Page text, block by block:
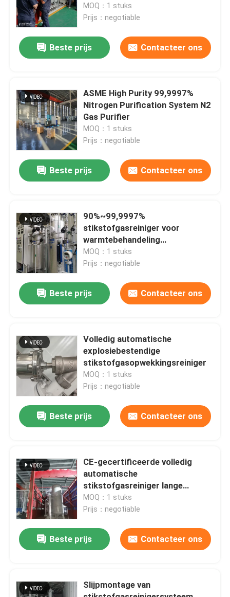
Thuis
Over ons
Fabriekstocht
Kwaliteitscontrole
Neem contact met ons op
Nieuws
Vraag een offerte
De Generator van de hoge Zuiverheidsstikstof
zuiveringsmiddel
MOQ：1 stuks
Prijs：negotiable
Beste prijs Contacteer ons
ASME High Purity 99,9997%
Nitrogen Purification System N2
Gas Purifier
MOQ：1 stuks
Prijs：negotiable
Beste prijs Contacteer ons
90%~99,9997%
stikstofgasreiniger voor
warmtebehandeling
Automatische werking
MOQ：1 stuks
Prijs：negotiable
Beste prijs Contacteer ons
Volledig automatische
explosiebestendige
stikstofgasopwekkingsreiniger
MOQ：1 stuks
Prijs：negotiable
Beste prijs Contacteer ons
CE-gecertificeerde volledig
automatische
stikstofgasreiniger lange
levensduur
MOQ：1 stuks
Prijs：negotiable
Beste prijs Contacteer ons
Slijpmontage van